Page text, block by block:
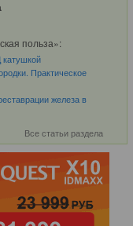
польза»:
Практическое
железа в
Все статьи раздела